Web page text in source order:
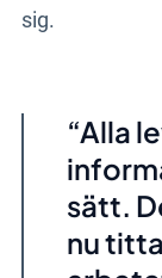
sig.
Alla
sätt.
nu